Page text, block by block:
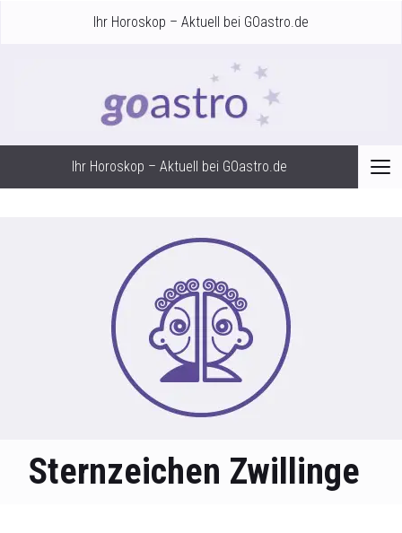
Ihr Horoskop – Aktuell bei GOastro.de
Ihr Horoskop – Aktuell bei GOastro.de
Sternzeichen Zwillinge